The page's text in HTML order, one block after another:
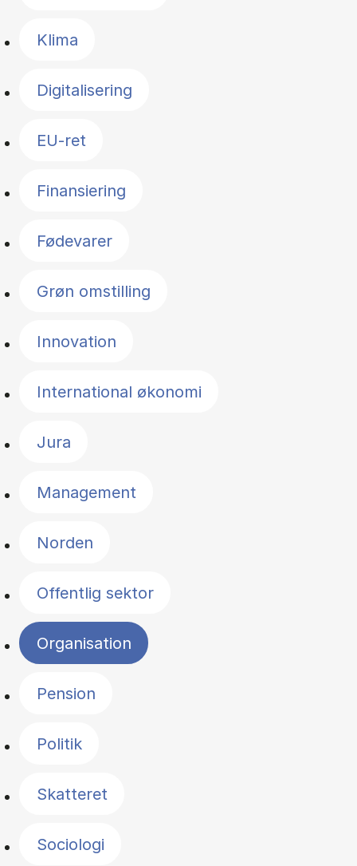
Klima
Digitalisering
EU-ret
Finansiering
Fødevarer
Grøn omstilling
Innovation
International økonomi
Jura
Management
Norden
Offentlig sektor
Organisation
Pension
Politik
Skatteret
Sociologi